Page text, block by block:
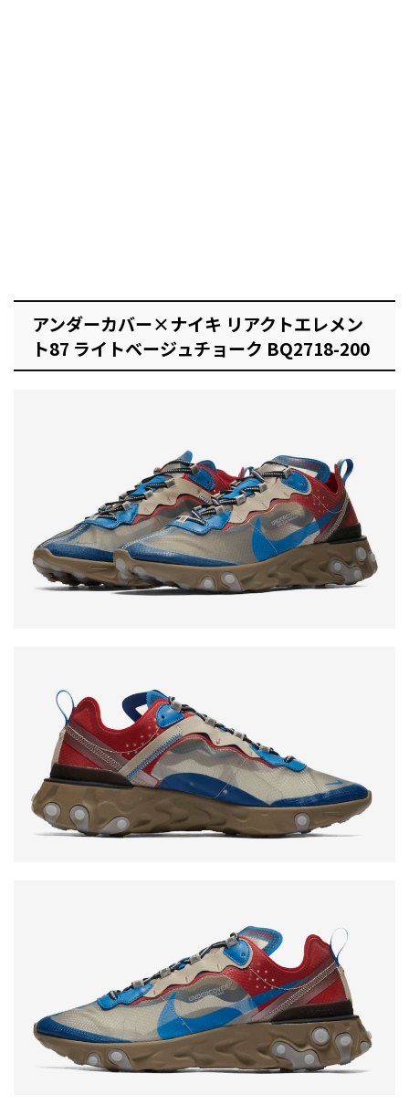
アンダーカバー×ナイキ リアクトエレメン
ト87 ライトベージュチョーク BQ2718-200